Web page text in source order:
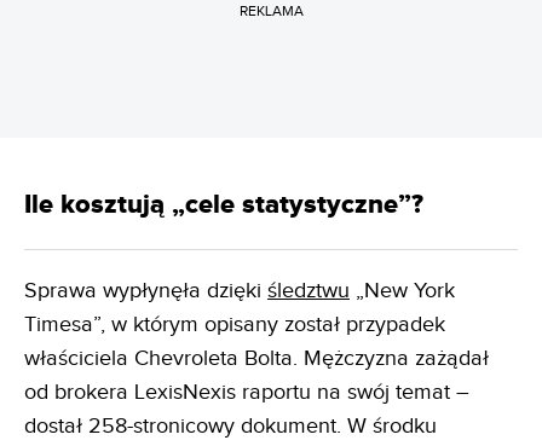
REKLAMA
Ile kosztują „cele statystyczne”?
Sprawa wypłynęła dzięki śledztwu „New York
Timesa”, w którym opisany został przypadek
właściciela Chevroleta Bolta. Mężczyzna zażądał
od brokera LexisNexis raportu na swój temat –
dostał 258-stronicowy dokument. W środku